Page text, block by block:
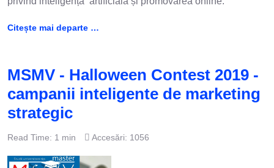
Citește mai departe …
MSMV - Halloween Contest 2019 -
campanii inteligente de marketing
strategic
Read Time: 1 min Accesări: 1056